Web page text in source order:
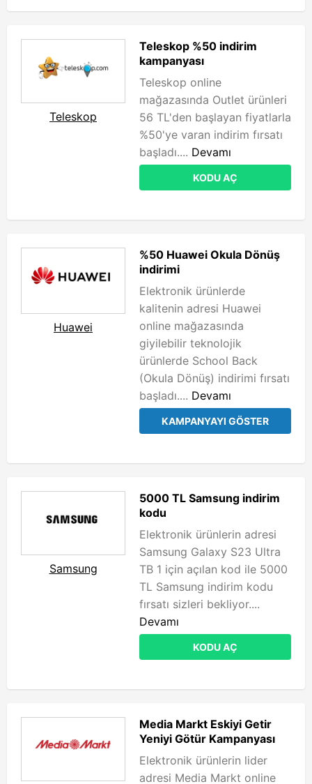
Teleskop
Teleskop %50 indirim
kampanyası
Teleskop online
mağazasında Outlet ürünleri
56 TL'den başlayan fiyatlarla
%50'ye varan indirim fırsatı
başladı.... Devamı
KODU AÇ
Huawei
%50 Huawei Okula Dönüş
indirimi
Elektronik ürünlerde
kalitenin adresi Huawei
online mağazasında
giyilebilir teknolojik
ürünlerde School Back
(Okula Dönüş) indirimi fırsatı
başladı.... Devamı
KAMPANYAYI GÖSTER
Samsung
5000 TL Samsung indirim
kodu
Elektronik ürünlerin adresi
Samsung Galaxy S23 Ultra
TB 1 için açılan kod ile 5000
TL Samsung indirim kodu
fırsatı sizleri bekliyor....
Devamı
KODU AÇ
Media Markt Eskiyi Getir
Yeniyi Götür Kampanyası
Elektronik ürünlerin lider
adresi Media Markt online